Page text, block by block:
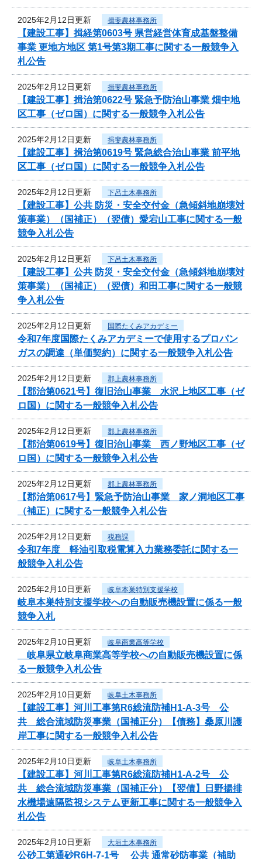
2025年2月12日更新 揖斐農林事務所
【建設工事】揖経第0603号 県営経営体育成基盤整備
事業 更地方地区 第1号第3期工事に関する一般競争入
札公告
2025年2月12日更新 揖斐農林事務所
【建設工事】揖治第0622号 緊急予防治山事業 畑中地
区工事（ゼロ国）に関する一般競争入札公告
2025年2月12日更新 揖斐農林事務所
【建設工事】揖治第0619号 緊急総合治山事業 前平地
区工事（ゼロ国）に関する一般競争入札公告
2025年2月12日更新 下呂土木事務所
【建設工事】公共 防災・安全交付金（急傾斜地崩壊対
策事業）（国補正）（翌債）愛宕山工事に関する一般
競争入札公告
2025年2月12日更新 下呂土木事務所
【建設工事】公共 防災・安全交付金（急傾斜地崩壊対
策事業）（国補正）（翌債）和田工事に関する一般競
争入札公告
2025年2月12日更新 国際たくみアカデミー
令和7年度国際たくみアカデミーで使用するプロパン
ガスの調達（単価契約）に関する一般競争入札公告
2025年2月12日更新 郡上農林事務所
【郡治第0621号】復旧治山事業 水沢上地区工事（ゼ
ロ国）に関する一般競争入札公告
2025年2月12日更新 郡上農林事務所
【郡治第0619号】復旧治山事業 西ノ野地区工事（ゼ
ロ国）に関する一般競争入札公告
2025年2月12日更新 郡上農林事務所
【郡治第0617号】緊急予防治山事業 家ノ洞地区工事
（補正）に関する一般競争入札公告
2025年2月12日更新 税務課
令和7年度 軽油引取税電算入力業務委託に関する一
般競争入札公告
2025年2月10日更新 岐阜本巣特別支援学校
岐阜本巣特別支援学校への自動販売機設置に係る一般
競争入札
2025年2月10日更新 岐阜商業高等学校
岐阜県立岐阜商業高等学校への自動販売機設置に係
る一般競争入札公告
2025年2月10日更新 岐阜土木事務所
【建設工事】河川工事第R6総流防補H1-A-3号 公
共 総合流域防災事業（国補正分）【債務】桑原川護
岸工事に関する一般競争入札公告
2025年2月10日更新 岐阜土木事務所
【建設工事】河川工事第R6総流防補H1-A-2号 公
共 総合流域防災事業（国補正分）【翌債】日野揚排
水機場遠隔監視システム更新工事に関する一般競争入
札公告
2025年2月10日更新 大垣土木事務所
公砂工第通砂R6H-7-1号 公共 通常砂防事業（補助